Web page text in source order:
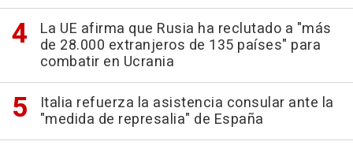
La UE afirma que Rusia ha reclutado a "más
de 28.000 extranjeros de 135 países" para
combatir en Ucrania
Italia refuerza la asistencia consular ante la
"medida de represalia" de España